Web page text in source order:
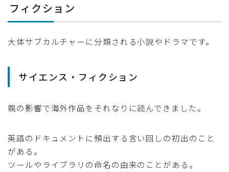
フィクション
大体サブカルチャーに分類される小説やドラマです。
サイエンス・フィクション
親の影響で海外作品をそれなりに読んできました。
英語のドキュメントに頻出する言い回しの初出のこと
がある。
ツールやライブラリの命名の由来のことがある。